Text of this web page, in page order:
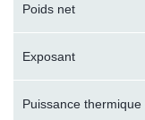
Poids net
Exposant
Puissance thermique